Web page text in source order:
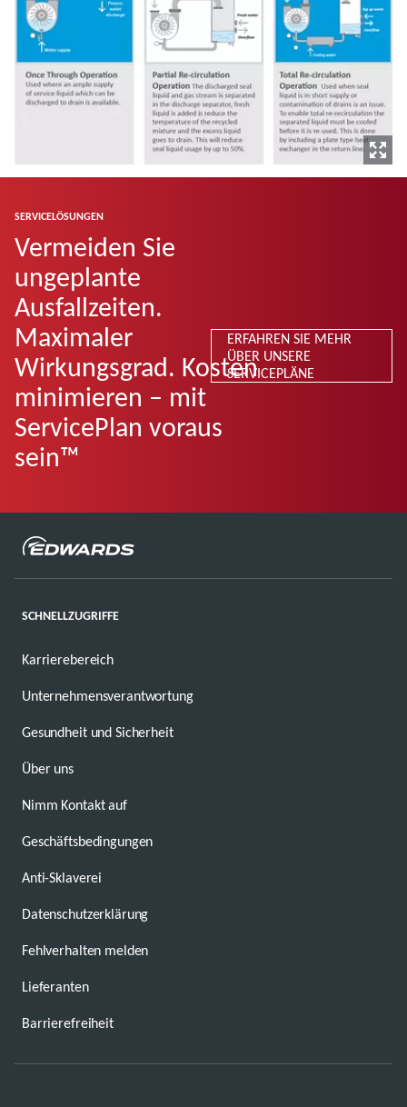
SERVICELÖSUNGEN
Vermeiden Sie
ungeplante
Ausfallzeiten.
Maximaler
Wirkungsgrad. Kosten
minimieren – mit
ServicePlan voraus
sein™
ERFAHREN SIE MEHR
ÜBER UNSERE
SERVICEPLÄNE
SCHNELLZUGRIFFE
Karrierebereich
Unternehmensverantwortung
Gesundheit und Sicherheit
Über uns
Nimm Kontakt auf
Geschäftsbedingungen
Anti-Sklaverei
Datenschutzerklärung
Fehlverhalten melden
Lieferanten
Barrierefreiheit